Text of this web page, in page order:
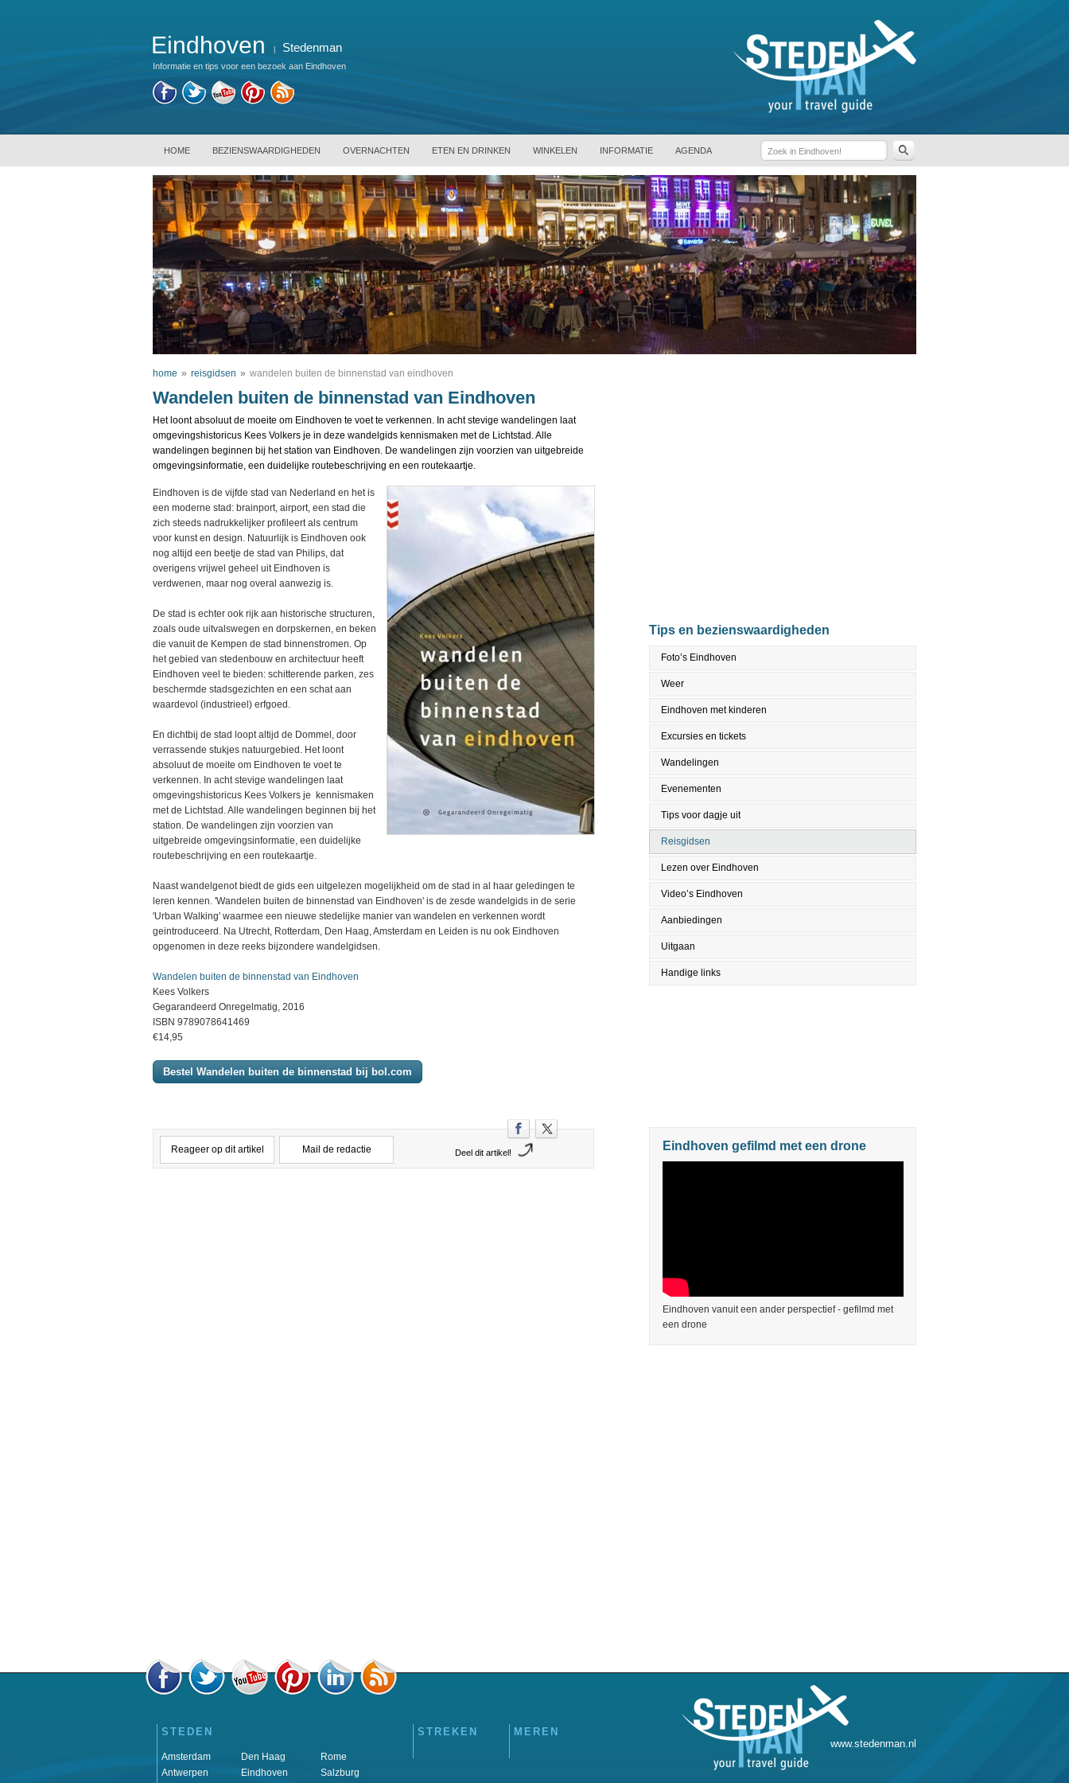
Eindhoven Stedenman
Informatie en tips voor een bezoek aan Eindhoven
HOME BEZIENSWAARDIGHEDEN OVERNACHTEN ETEN EN DRINKEN WINKELEN INFORMATIE AGENDA
home » reisgidsen » wandelen buiten de binnenstad van eindhoven
Wandelen buiten de binnenstad van Eindhoven
Het loont absoluut de moeite om Eindhoven te voet te verkennen. In acht stevige wandelingen laat
omgevingshistoricus Kees Volkers je in deze wandelgids kennismaken met de Lichtstad. Alle
wandelingen beginnen bij het station van Eindhoven. De wandelingen zijn voorzien van uitgebreide
omgevingsinformatie, een duidelijke routebeschrijving en een routekaartje.
Eindhoven is de vijfde stad van Nederland en het is
een moderne stad: brainport, airport, een stad die
zich steeds nadrukkelijker profileert als centrum
voor kunst en design. Natuurlijk is Eindhoven ook
nog altijd een beetje de stad van Philips, dat
overigens vrijwel geheel uit Eindhoven is
verdwenen, maar nog overal aanwezig is.
De stad is echter ook rijk aan historische structuren,
zoals oude uitvalswegen en dorpskernen, en beken
die vanuit de Kempen de stad binnenstromen. Op
het gebied van stedenbouw en architectuur heeft
Eindhoven veel te bieden: schitterende parken, zes
beschermde stadsgezichten en een schat aan
waardevol (industrieel) erfgoed.
En dichtbij de stad loopt altijd de Dommel, door
verrassende stukjes natuurgebied. Het loont
absoluut de moeite om Eindhoven te voet te
verkennen. In acht stevige wandelingen laat
omgevingshistoricus Kees Volkers je kennismaken
met de Lichtstad. Alle wandelingen beginnen bij het
station. De wandelingen zijn voorzien van
uitgebreide omgevingsinformatie, een duidelijke
routebeschrijving en een routekaartje.
Naast wandelgenot biedt de gids een uitgelezen mogelijkheid om de stad in al haar geledingen te
leren kennen. 'Wandelen buiten de binnenstad van Eindhoven' is de zesde wandelgids in de serie
'Urban Walking' waarmee een nieuwe stedelijke manier van wandelen en verkennen wordt
geintroduceerd. Na Utrecht, Rotterdam, Den Haag, Amsterdam en Leiden is nu ook Eindhoven
opgenomen in deze reeks bijzondere wandelgidsen.
Wandelen buiten de binnenstad van Eindhoven
Kees Volkers
Gegarandeerd Onregelmatig, 2016
ISBN 9789078641469
€14,95
Bestel Wandelen buiten de binnenstad bij bol.com
Reageer op dit artikel Mail de redactie Deel dit artikel!
Tips en bezienswaardigheden
Foto’s Eindhoven
Weer
Eindhoven met kinderen
Excursies en tickets
Wandelingen
Evenementen
Tips voor dagje uit
Reisgidsen
Lezen over Eindhoven
Video’s Eindhoven
Aanbiedingen
Uitgaan
Handige links
Eindhoven gefilmd met een drone
Eindhoven vanuit een ander perspectief - gefilmd met
een drone
STEDEN
Amsterdam
Antwerpen
Den Haag
Eindhoven
Rome
Salzburg
STREKEN
MEREN
www.stedenman.nl